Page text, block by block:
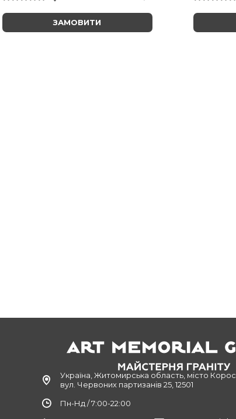
ЗАМОВИТИ
Україна, Житомирська область, місто
вул. Червоних партизанів 25, 12501
Пн-Нд / 7:00-22:00